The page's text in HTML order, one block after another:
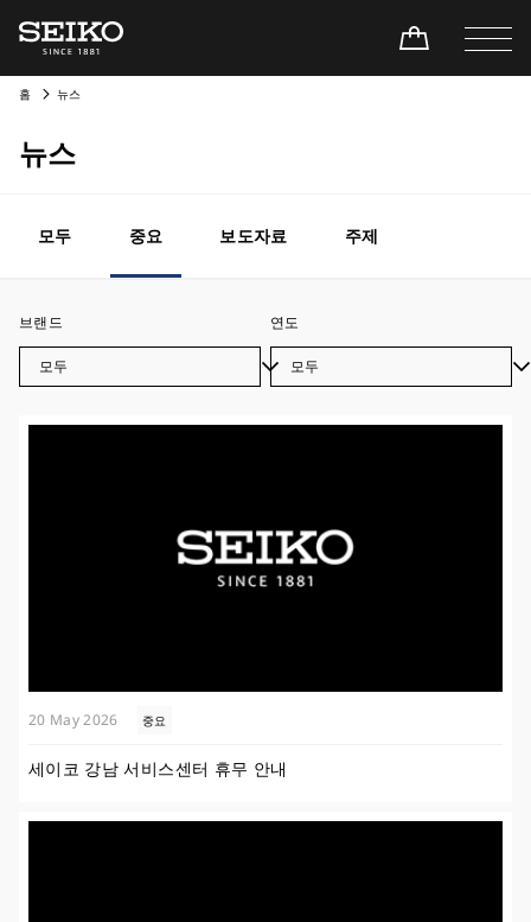
홈 뉴스
뉴스
모두 중요 보도자료 주제
브랜드 연도
20 May 2026 중요
세이코 강남 서비스센터 휴무 안내